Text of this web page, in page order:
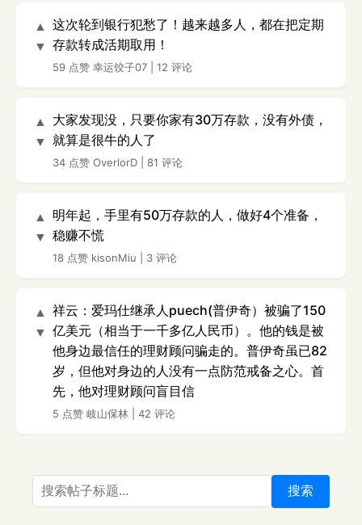
▲
▼
这次轮到银行犯愁了！越来越多人，都在把定期
存款转成活期取用！
59 点赞 幸运饺子07 12 评论
▲
▼
大家发现没，只要你家有30万存款，没有外债，
就算是很牛的人了
34 点赞 OverlorD 81 评论
▲
▼
明年起，手里有50万存款的人，做好4个准备，
稳赚不慌
18 点赞 kisonMiu 3 评论
▲
▼
祥云：爱玛仕继承人puech(普伊奇）被骗了150
亿美元（相当于一千多亿人民币）。他的钱是被
他身边最信任的理财顾问骗走的。普伊奇虽已82
岁，但他对身边的人没有一点防范戒备之心。首
先，他对理财顾问盲目信
5 点赞 岐山保林 42 评论
搜索